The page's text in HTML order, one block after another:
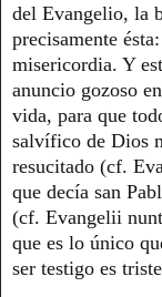
del Evangelio, la
precisamente
misericordia. Y
anuncio gozoso
vida, para que
salvífico de Dios
resucitado (cf.
que decía san
(cf. Evangelii
que es lo único
ser testigo es